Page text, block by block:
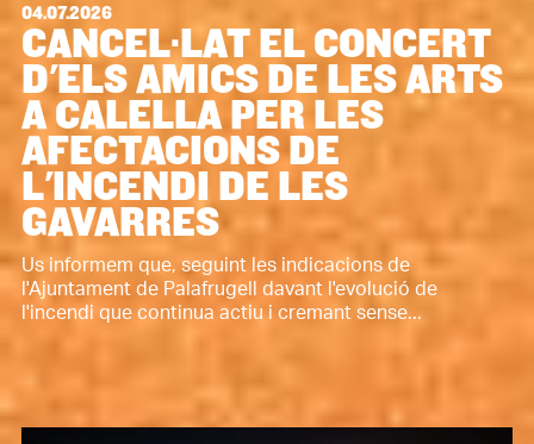
04.07.2026
CANCEL·LAT EL CONCERT
D'ELS AMICS DE LES ARTS
A CALELLA PER LES
AFECTACIONS DE
L'INCENDI DE LES
GAVARRES
Us informem que, seguint les indicacions de
l'Ajuntament de Palafrugell davant l'evolució de
l'incendi que continua actiu i cremant sense...